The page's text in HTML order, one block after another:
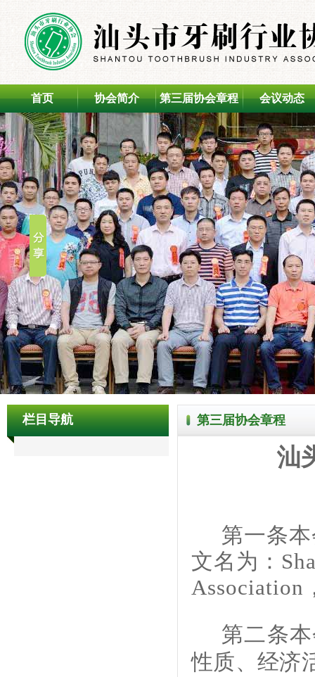
首页 协会简介 第三届协会章程 会议动态
栏目导航 第三届协会章程
汕
第一条
文名为：
Association
第二条
性质、经济